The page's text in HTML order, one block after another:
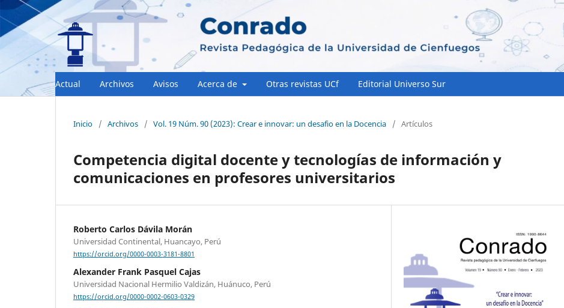
Actual Archivos Avisos Acerca de Otras revistas UCf Editorial Universo Sur
Inicio / Archivos / Vol. 19 Núm. 90 (2023): Crear e innovar: un desafio en la Docencia / Artículos
Competencia digital docente y tecnologías de información y
comunicaciones en profesores universitarios
Roberto Carlos Dávila Morán
Universidad Continental, Huancayo, Perú
https://orcid.org/0000-0003-3181-8801
Alexander Frank Pasquel Cajas
Universidad Nacional Hermilio Valdizán, Huánuco, Perú
https://orcid.org/0000-0002-0603-0329